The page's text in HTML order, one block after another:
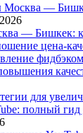
Москва —
— Бишкек:
цена-
для
полный гид